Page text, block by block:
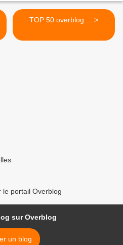
TOP 50 overblog ... >
le portail Overblog
sur Overblog
un blog